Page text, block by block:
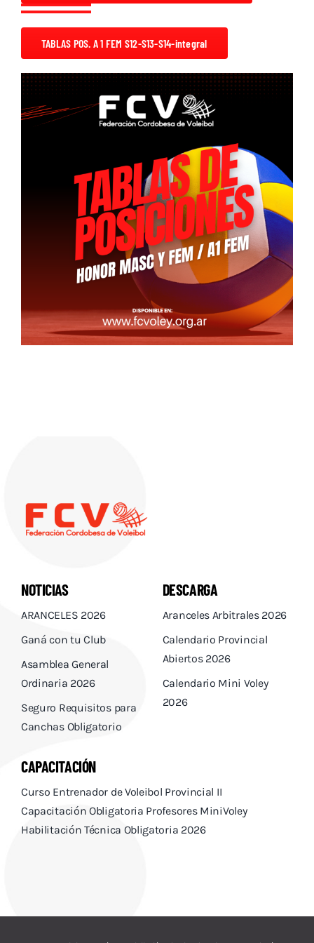
Descargas
Aranceles 2026
Capacitación
Contacto
TABLAS POS. A 1 FEM S12-S13-S14-integral
NOTICIAS
ARANCELES 2026
Ganá con tu Club
Asamblea General
Ordinaria 2026
Seguro Requisitos para
Canchas Obligatorio
DESCARGA
Aranceles Arbitrales 2026
Calendario Provincial
Abiertos 2026
Calendario Mini Voley
2026
CAPACITACIÓN
Curso Entrenador de Voleibol Provincial II
Capacitación Obligatoria Profesores MiniVoley
Habilitación Técnica Obligatoria 2026